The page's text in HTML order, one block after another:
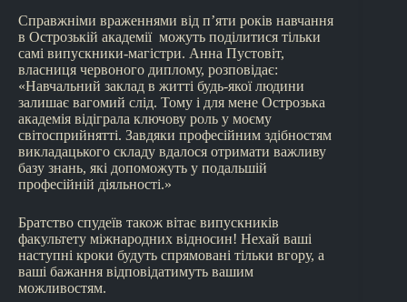
Справжніми враженнями від п’яти років навчання
в Острозькій академії можуть поділитися тільки
самі випускники-магістри. Анна Пустовіт,
власниця червоного диплому, розповідає:
«Навчальний заклад в житті будь-якої людини
залишає вагомий слід. Тому і для мене Острозька
академія відіграла ключову роль у моєму
світосприйнятті. Завдяки професійним здібностям
викладацького складу вдалося отримати важливу
базу знань, які допоможуть у подальшій
професійній діяльності.»
Братство спудеїв також вітає випускників
факультету міжнародних відносин! Нехай ваші
наступні кроки будуть спрямовані тільки вгору, а
ваші бажання відповідатимуть вашим
можливостям.